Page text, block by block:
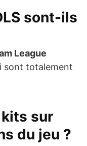
sont-ils
League
sont totalement
sur
du jeu ?